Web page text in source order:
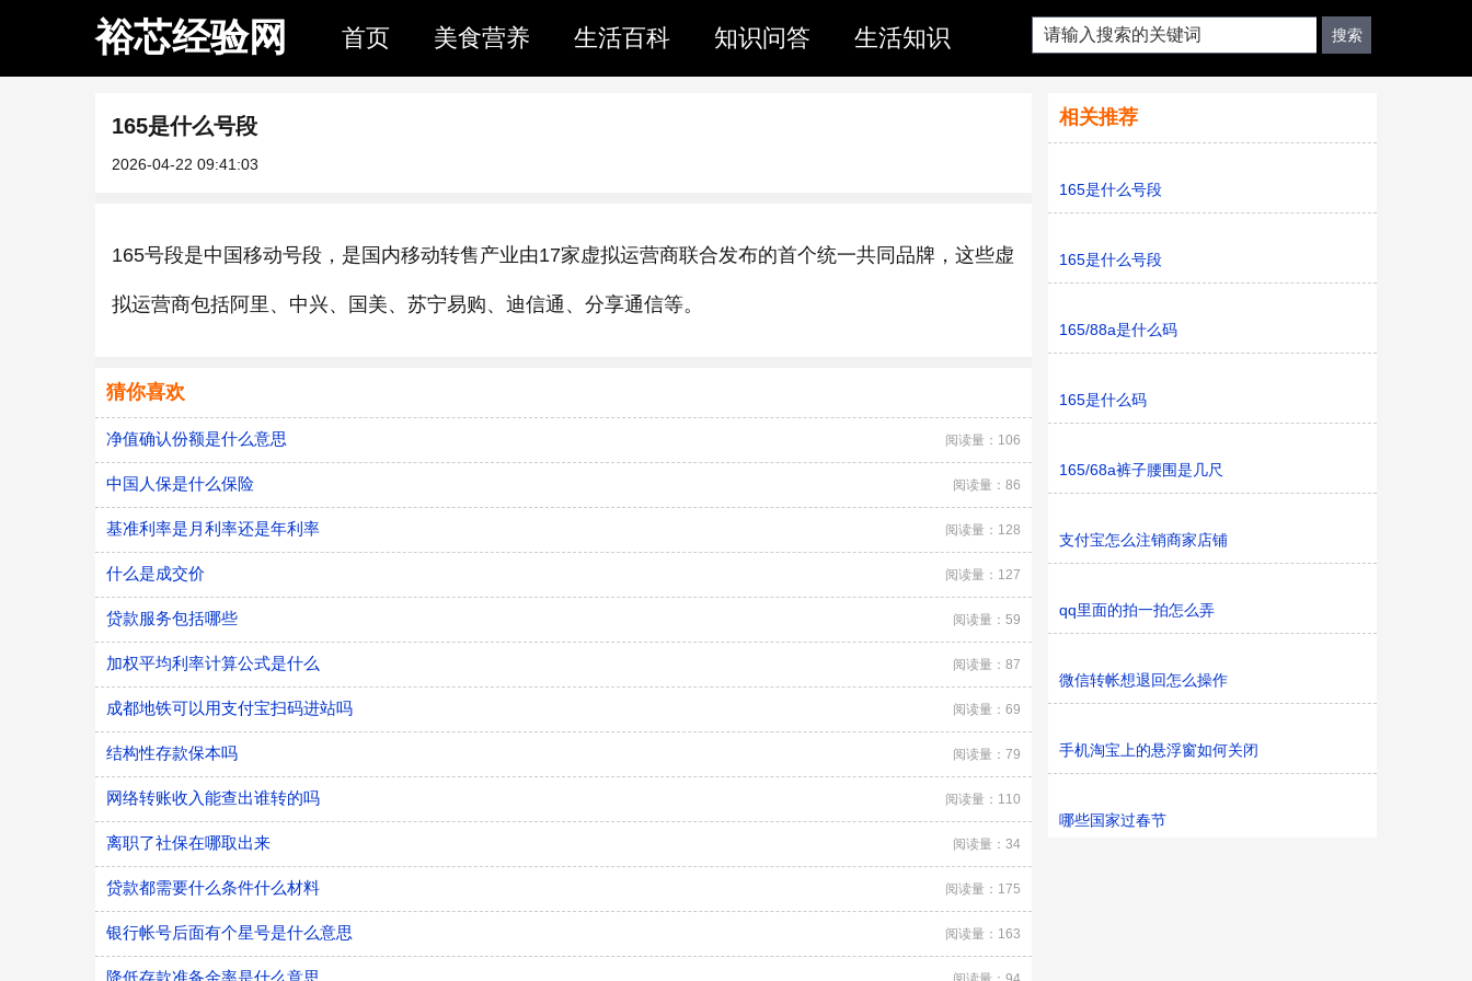
裕芯经验网 首页 美食营养 生活百科 知识问答 生活知识
165是什么号段
2026-04-22 09:41:03
165号段是中国移动号段，是国内移动转售产业由17家虚拟运营商联合发布的首个统一共同品牌，这些虚
拟运营商包括阿里、中兴、国美、苏宁易购、迪信通、分享通信等。
猜你喜欢
净值确认份额是什么意思 阅读量：106
中国人保是什么保险 阅读量：86
基准利率是月利率还是年利率 阅读量：128
什么是成交价 阅读量：127
贷款服务包括哪些 阅读量：59
加权平均利率计算公式是什么 阅读量：87
成都地铁可以用支付宝扫码进站吗 阅读量：69
结构性存款保本吗 阅读量：79
网络转账收入能查出谁转的吗 阅读量：110
离职了社保在哪取出来 阅读量：34
贷款都需要什么条件什么材料 阅读量：175
银行帐号后面有个星号是什么意思 阅读量：163
降低存款准备金率是什么意思
相关推荐
165是什么号段
165是什么号段
165/88a是什么码
165是什么码
165/68a裤子腰围是几尺
支付宝怎么注销商家店铺
qq里面的拍一拍怎么弄
微信转帐想退回怎么操作
手机淘宝上的悬浮窗如何关闭
哪些国家过春节